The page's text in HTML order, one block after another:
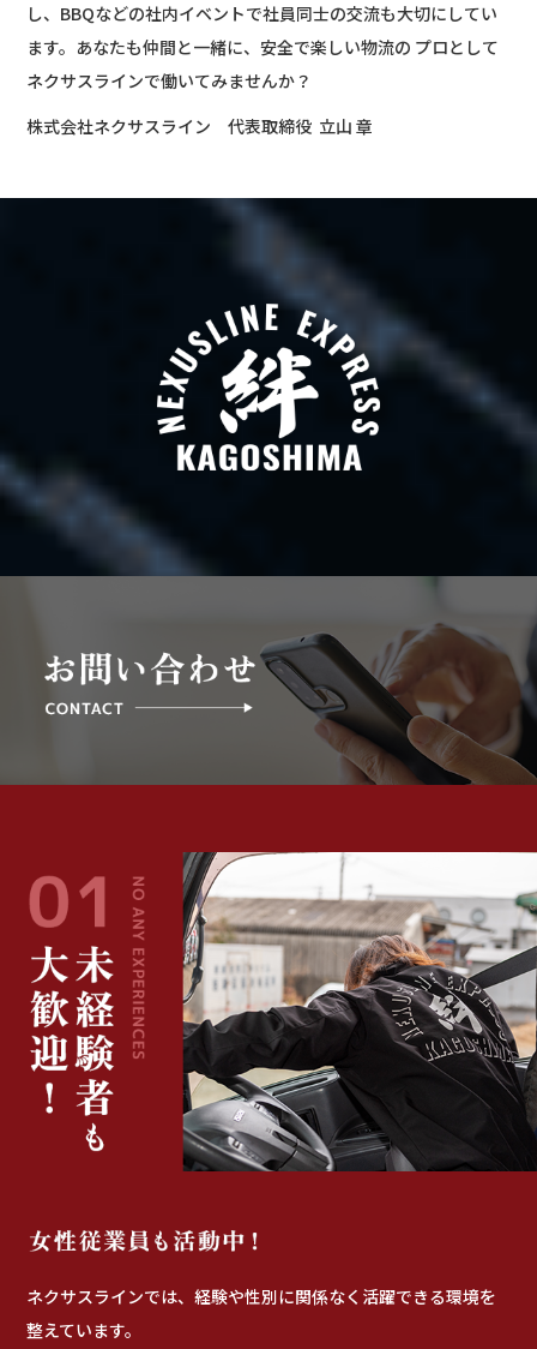
し、BBQなどの社内イベントで社員同士の交流も大切にしてい
ます。あなたも仲間と一緒に、安全で楽しい物流の プロとして
ネクサスラインで働いてみませんか？
株式会社ネクサスライン 代表取締役 立山 章
ネクサスラインでは、経験や性別に関係なく活躍できる環境を
整えています。